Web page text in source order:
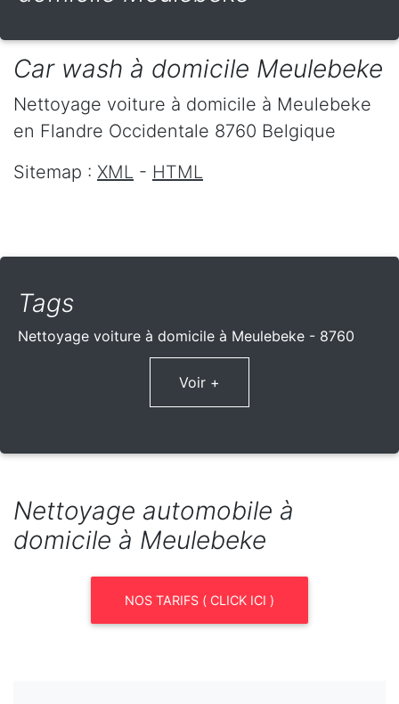
Car wash à domicile Meulebeke
Nettoyage voiture à domicile à Meulebeke
en Flandre Occidentale 8760 Belgique
Sitemap : XML - HTML
Tags
Nettoyage voiture à domicile à Meulebeke - 8760
Voir +
Nettoyage automobile à
domicile à Meulebeke
NOS TARIFS ( CLICK ICI )